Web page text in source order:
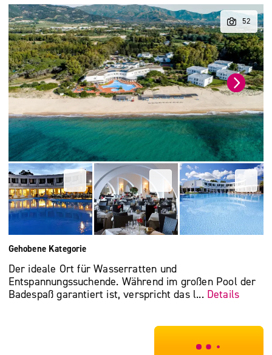
Gehobene Kategorie
Der ideale Ort für Wasserratten und
Entspannungssuchende. Während im großen Pool der
Badespaß garantiert ist, verspricht das l... Details
***************